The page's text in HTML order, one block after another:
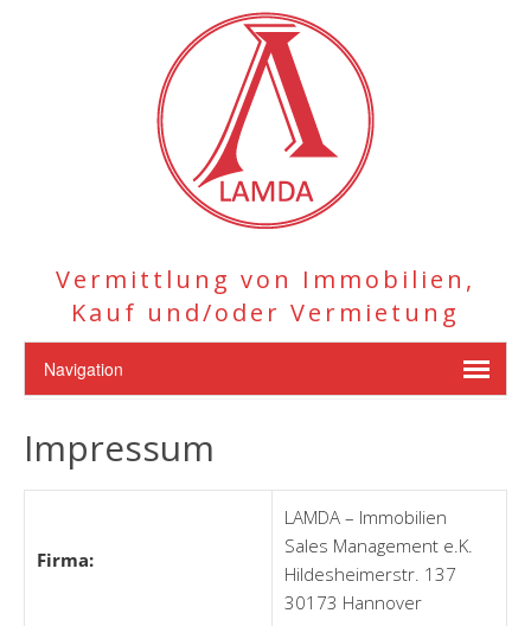
Vermittlung von Immobilien,
Kauf und/oder Vermietung
Impressum
Firma:
LAMDA – Immobilien
Sales Management e.K.
Hildesheimerstr. 137
30173 Hannover